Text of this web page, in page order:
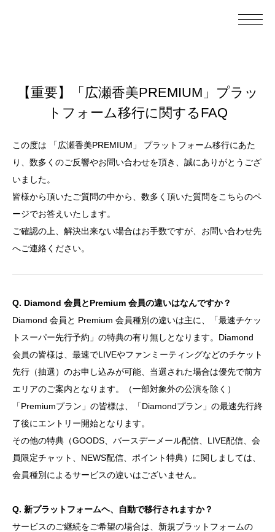
【重要】「広瀬香美PREMIUM」プラッ
トフォーム移行に関するFAQ
この度は 「広瀬香美PREMIUM」 プラットフォーム移行にあた
り、数多くのご反響やお問い合わせを頂き、誠にありがとうござ
いました。
皆様から頂いたご質問の中から、数多く頂いた質問をこちらのペ
ージでお答えいたします。
ご確認の上、解決出来ない場合はお手数ですが、お問い合わせ先
へご連絡ください。
Q. Diamond 会員とPremium 会員の違いはなんですか？
Diamond 会員と Premium 会員種別の違いは主に、「最速チケッ
トスーパー先行予約」の特典の有り無しとなります。Diamond
会員の皆様は、最速でLIVEやファンミーティングなどのチケット
先行（抽選）のお申し込みが可能、当選された場合は優先で前方
エリアのご案内となります。（一部対象外の公演を除く）
「Premiumプラン」の皆様は、「Diamondプラン」の最速先行終
了後にエントリー開始となります。
その他の特典（GOODS、バースデーメール配信、LIVE配信、会
員限定チャット、NEWS配信、ポイント特典）に関しましては、
会員種別によるサービスの違いはございません。
Q. 新プラットフォームヘ、自動で移行されますか？
サービスのご継続をご希望の場合は、新規プラットフォームの